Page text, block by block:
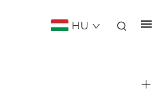
HU